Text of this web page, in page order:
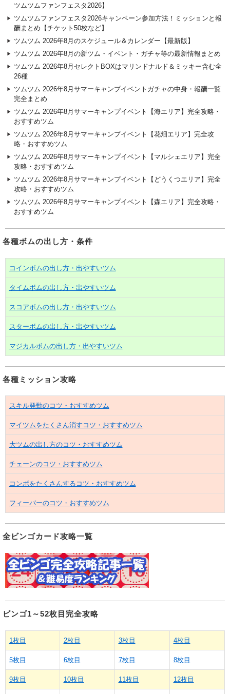
ツムツムファンフェスタ2026】
ツムツムファンフェスタ2026キャンペーン参加方法！ミッションと報
酬まとめ【チケット50枚など】
ツムツム 2026年8月のスケジュール＆カレンダー【最新版】
ツムツム 2026年8月の新ツム・イベント・ガチャ等の最新情報まとめ
ツムツム 2026年8月セレクトBOXはマリンドナルド＆ミッキー含む全
26種
ツムツム 2026年8月サマーキャンプイベントガチャの中身・報酬一覧
完全まとめ
ツムツム 2026年8月サマーキャンプイベント【海エリア】完全攻略・
おすすめツム
ツムツム 2026年8月サマーキャンプイベント【花畑エリア】完全攻
略・おすすめツム
ツムツム 2026年8月サマーキャンプイベント【マルシェエリア】完全
攻略・おすすめツム
ツムツム 2026年8月サマーキャンプイベント【どうくつエリア】完全
攻略・おすすめツム
ツムツム 2026年8月サマーキャンプイベント【森エリア】完全攻略・
おすすめツム
各種ボムの出し方・条件
コインボムの出し方・出やすいツム
タイムボムの出し方・出やすいツム
スコアボムの出し方・出やすいツム
スターボムの出し方・出やすいツム
マジカルボムの出し方・出やすいツム
各種ミッション攻略
スキル発動のコツ・おすすめツム
マイツムをたくさん消すコツ・おすすめツム
大ツムの出し方のコツ・おすすめツム
チェーンのコツ・おすすめツム
コンボをたくさんするコツ・おすすめツム
フィーバーのコツ・おすすめツム
全ビンゴカード攻略一覧
ビンゴ1～52枚目完全攻略
1枚目 2枚目 3枚目 4枚目
5枚目 6枚目 7枚目 8枚目
9枚目 10枚目 11枚目 12枚目